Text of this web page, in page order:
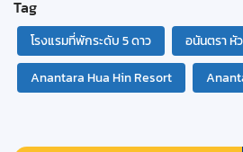
Tag
โรงแรมที่พักระดับ 5 ดาว
อนันตรา หั
Anantara Hua Hin Resort